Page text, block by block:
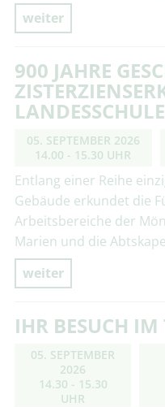
weiter
900 JAHRE
05. SEPTEMBER 2026
14.00 - 15.30 UHR
Entlang einer Reihe
Gebäude erkundet die
Arbeitsbereiche der
Marien und die
weiter
IHR BESUCH IM
05. SEPTEMBER
2026
14.30 - 15.30
UHR